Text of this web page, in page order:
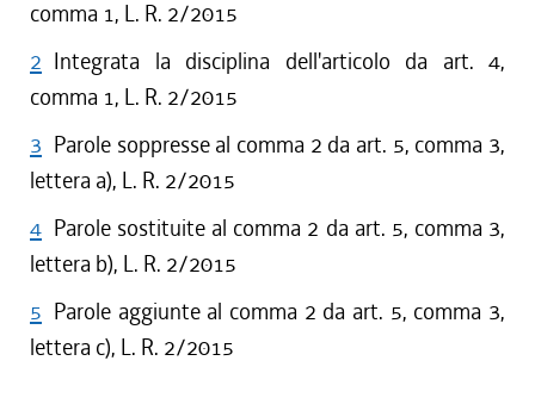
comma 1, L. R. 2/2015
2 Integrata la disciplina dell'articolo da art. 4,
comma 1, L. R. 2/2015
3 Parole soppresse al comma 2 da art. 5, comma 3,
lettera a), L. R. 2/2015
4 Parole sostituite al comma 2 da art. 5, comma 3,
lettera b), L. R. 2/2015
5 Parole aggiunte al comma 2 da art. 5, comma 3,
lettera c), L. R. 2/2015